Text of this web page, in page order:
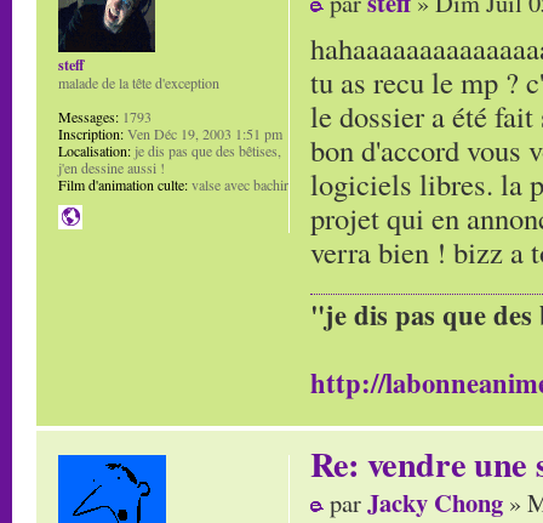
tu as recu le mp ?
le dossier a été
bon d'accord vous
logiciels libres. la
projet qui en
verra bien ! bizz a
"je dis pas que
http://
steff
malade de la tête d'exception
Messages: 1793
Inscription:Ven Déc 19, 2003 1:51 pm
Localisation: je dis pas que des bêtises,
j'en dessine aussi !
Film d'animation culte:valse avec bachir
Re: vendre une
parJacky Chong »